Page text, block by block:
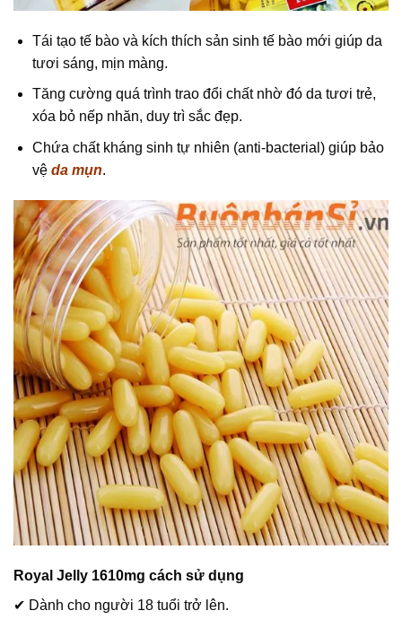
Tái tạo tế bào và kích thích sản sinh tế bào mới giúp da
tươi sáng, mịn màng.
Tăng cường quá trình trao đổi chất nhờ đó da tươi trẻ,
xóa bỏ nếp nhăn, duy trì sắc đẹp.
Chứa chất kháng sinh tự nhiên (anti-bacterial) giúp bảo
vệ da mụn.
Royal Jelly 1610mg cách sử dụng
✔ Dành cho người 18 tuổi trở lên.